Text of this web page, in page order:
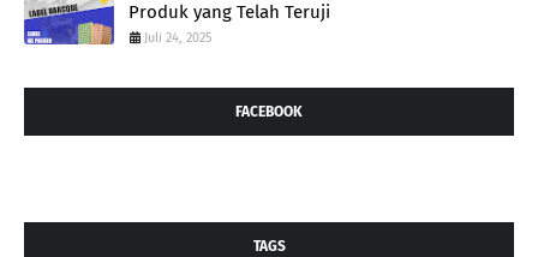
Produk yang Telah Teruji
Juli 24, 2025
FACEBOOK
TAGS